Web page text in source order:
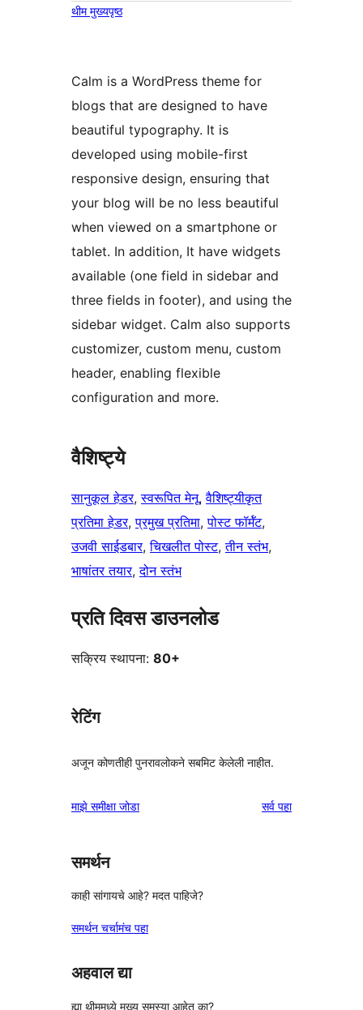
थीम मुख्यपृष्ठ
Calm is a WordPress theme for
blogs that are designed to have
beautiful typography. It is
developed using mobile-first
responsive design, ensuring that
your blog will be no less beautiful
when viewed on a smartphone or
tablet. In addition, It have widgets
available (one field in sidebar and
three fields in footer), and using the
sidebar widget. Calm also supports
customizer, custom menu, custom
header, enabling flexible
configuration and more.
वैशिष्ट्ये
सानुकूल हेडर, स्वरूपित मेनू, वैशिष्ट्यीकृत
प्रतिमा हेडर, प्रमुख प्रतिमा, पोस्ट फॉर्मॅट
उजवी साईडबार, चिखलीत पोस्ट, तीन स्तंभ
भाषांतर तयार, दोन स्तंभ
प्रति दिवस डाउनलोड
सक्रिय स्थापना: 80+
रेटिंग
अजून कोणतीही पुनरावलोकने सबमिट केलेली नाहीत.
माझे समीक्षा जोडा सर्वपुनरावलोकने
पहा
समर्थन
काही सांगायचे आहे? मदत पाहिजे?
समर्थन चर्चामंच पहा
अहवाल द्या
ह्या थीममध्ये मुख्य समस्या आहेत का?